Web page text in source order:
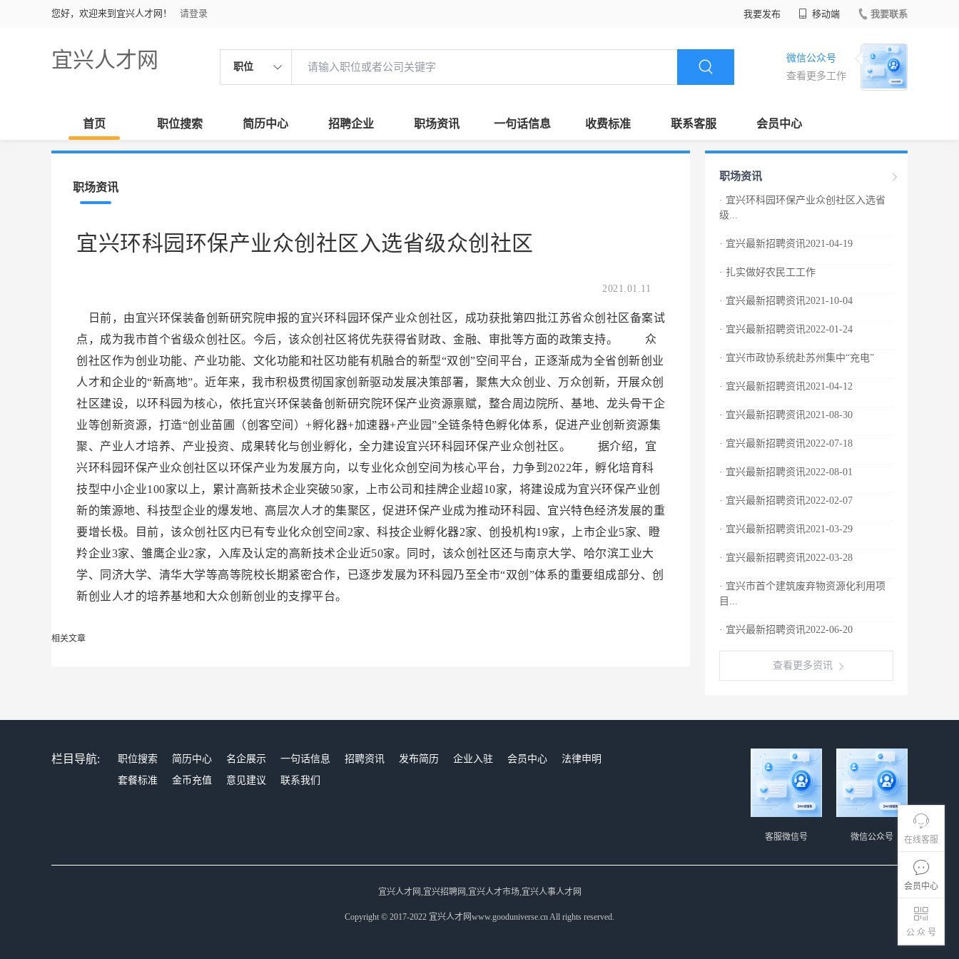
您好，欢迎来到宜兴人才网！ 请登录 我要发布 移动端 我要联系
宜兴人才网 职位
微信公众号
查看更多工作
首页 职位搜索 简历中心 招聘企业 职场资讯 一句话信息 收费标准 联系客服 会员中心
在线客服
会员中心
公 众 号
职场资讯
宜兴环科园环保产业众创社区入选省级众创社区
2021.01.11
日前，由宜兴环保装备创新研究院申报的宜兴环科园环保产业众创社区，成功获批第四批江苏省众创社区备案试
点，成为我市首个省级众创社区。今后，该众创社区将优先获得省财政、金融、审批等方面的政策支持。 众
创社区作为创业功能、产业功能、文化功能和社区功能有机融合的新型“双创”空间平台，正逐渐成为全省创新创业
人才和企业的“新高地”。近年来，我市积极贯彻国家创新驱动发展决策部署，聚焦大众创业、万众创新，开展众创
社区建设，以环科园为核心，依托宜兴环保装备创新研究院环保产业资源禀赋，整合周边院所、基地、龙头骨干企
业等创新资源，打造“创业苗圃（创客空间）+孵化器+加速器+产业园”全链条特色孵化体系，促进产业创新资源集
聚、产业人才培养、产业投资、成果转化与创业孵化，全力建设宜兴环科园环保产业众创社区。 据介绍，宜
兴环科园环保产业众创社区以环保产业为发展方向，以专业化众创空间为核心平台，力争到2022年，孵化培育科
技型中小企业100家以上，累计高新技术企业突破50家，上市公司和挂牌企业超10家，将建设成为宜兴环保产业创
新的策源地、科技型企业的爆发地、高层次人才的集聚区，促进环保产业成为推动环科园、宜兴特色经济发展的重
要增长极。目前，该众创社区内已有专业化众创空间2家、科技企业孵化器2家、创投机构19家，上市企业5家、瞪
羚企业3家、雏鹰企业2家，入库及认定的高新技术企业近50家。同时，该众创社区还与南京大学、哈尔滨工业大
学、同济大学、清华大学等高等院校长期紧密合作，已逐步发展为环科园乃至全市“双创”体系的重要组成部分、创
新创业人才的培养基地和大众创新创业的支撑平台。
相关文章
职场资讯
· 宜兴环科园环保产业众创社区入选省
级...
· 宜兴最新招聘资讯2021-04-19
· 扎实做好农民工工作
· 宜兴最新招聘资讯2021-10-04
· 宜兴最新招聘资讯2022-01-24
· 宜兴市政协系统赴苏州集中“充电”
· 宜兴最新招聘资讯2021-04-12
· 宜兴最新招聘资讯2021-08-30
· 宜兴最新招聘资讯2022-07-18
· 宜兴最新招聘资讯2022-08-01
· 宜兴最新招聘资讯2022-02-07
· 宜兴最新招聘资讯2021-03-29
· 宜兴最新招聘资讯2022-03-28
· 宜兴市首个建筑废弃物资源化利用项
目...
· 宜兴最新招聘资讯2022-06-20
查看更多资讯
栏目导航: 职位搜索 简历中心 名企展示 一句话信息 招聘资讯 发布简历 企业入驻 会员中心
法律申明
套餐标准
金币充值 意见建议 联系我们
微信公众号
客服微信号
宜兴人才网,宜兴招聘网,宜兴人才市场,宜兴人事人才网
Copyright © 2017-2022 宜兴人才网www.gooduniverse.cn All rights reserved.